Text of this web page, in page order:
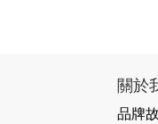
關於
品牌